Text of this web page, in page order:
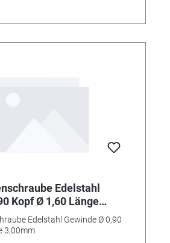
Edelstahl
Kopf Ø 1,60 Länge
Gewinde Ø 0,90
3,00mm